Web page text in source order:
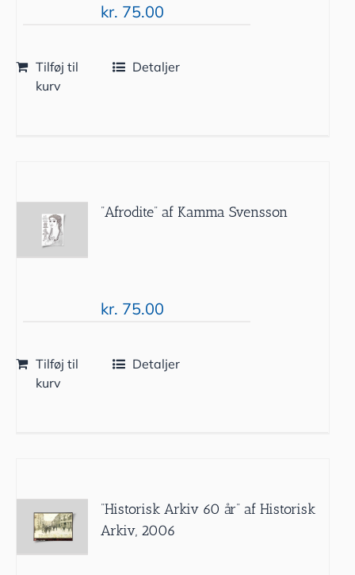
kr. 75.00
Tilføj til
kurv
Detaljer
”Afrodite” af Kamma Svensson
kr. 75.00
Tilføj til
kurv
Detaljer
”Historisk Arkiv 60 år” af Historisk
Arkiv, 2006